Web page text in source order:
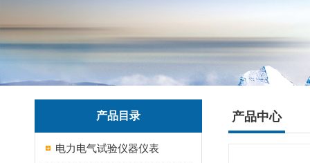
产品目录
电力电气试验仪器仪表
产品中心